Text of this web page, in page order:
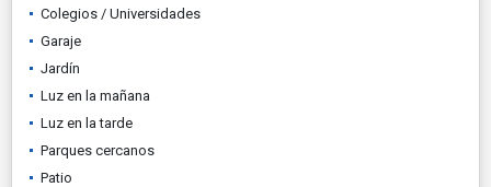
Colegios / Universidades
Garaje
Jardín
Luz en la mañana
Luz en la tarde
Parques cercanos
Patio